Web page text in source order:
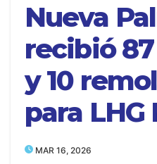
Nueva
recibió
y 10
para
MAR 16, 2026